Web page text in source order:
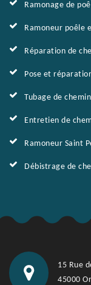
Ramonage de
Ramoneur poêle
Réparation de
Pose et
Tubage de
Entretien de
Ramoneur Saint
Débistrage de
15 Rue
45000